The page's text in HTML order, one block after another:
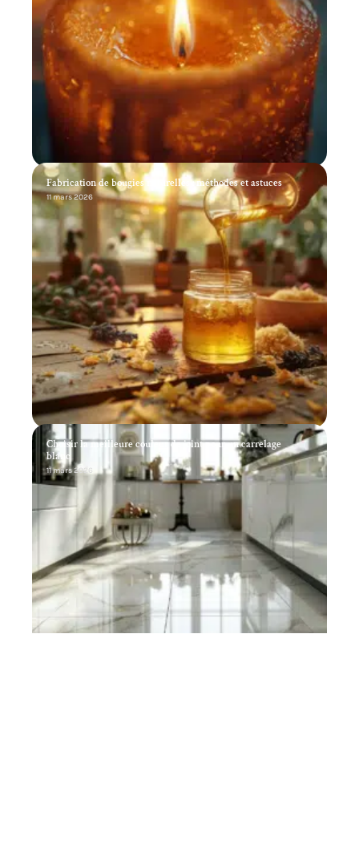
Fabrication de bougies naturelles : méthodes et astuces
11 mars 2026
Choisir la meilleure couleur de joint pour un carrelage
blanc
11 mars 2026